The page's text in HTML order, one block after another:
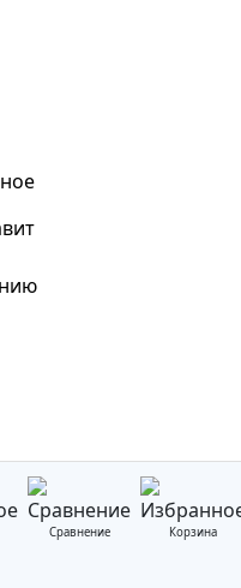
Сравнение Корзина